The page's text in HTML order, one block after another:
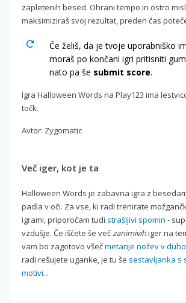
zapletenih besed. Ohrani tempo in ostro
maksimiziraš svoj rezultat, preden čas
Če želiš, da je tvoje uporabniško
moraš po končani igri pritisniti
nato pa še submit score.
Igra Halloween Words na Play123 ima
točk.
Avtor: Zygomatic
Več iger, kot je ta
Halloween Words je zabavna igra z
padla v oči. Za vse, ki radi trenirate
igrami, priporočam tudi strašljivi spomin -
vzdušje. Če iščete še večzanimivihiger na
vam bo zagotovo všečmetanje nožev v
radi rešujete uganke, je tu še sestavljanka s
motivi...